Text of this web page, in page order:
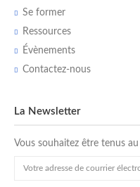
Se former
Ressources
Évènements
Contactez-nous
La Newsletter
Vous souhaitez être tenus